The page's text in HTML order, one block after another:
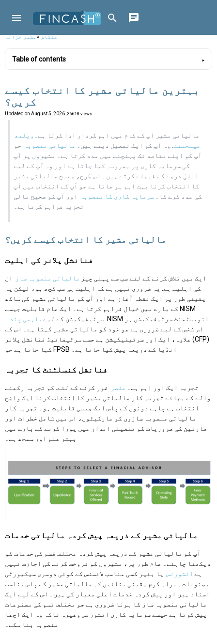
فنکاش»مشیر خزانہ
Table of contents
بہترین مالیاتی مشیر کا انتخاب کیسے
کریں؟
Updated on August 5, 2026 , 36618 views
مالیاتی مشیر آپ کے کام میں اہم کردار ادا کرتا ہے۔ ویلتھ
مینجمنٹ. وہ آپ کو ایک تفصیل دیتے ہیں۔ مالیاتی منصوبہ
جو
آپ کو اپنے مقاصد تک پہنچنے میں مدد کرتا ہے۔ مشیروں پر آپ
کی سرمایہ کاری پر بھروسہ کیا جاتا ہے اور وہ آپ کے لیے
اعلیٰ درجے کے فیصلے کرتے ہیں۔ اس طرح، صحیح مالیاتی مشیر
کا انتخاب کرنا بہت اہم ہو جاتا ہے جو آپ کے انتخاب میں آپ
کی مدد کرے گا۔ سرمایہ کاری کا منصوبہ
اور آپ کو صحیح مالی
تجزیہ فراہم کرتا ہے۔
مالیاتی مشیر کا انتخاب کیسے کریں؟
فنانشل پلانر کی اہلیت
ایک میں تلاش کرنے کے لئے سب سے پہلی چیز مالیاتی منصوبہ ساز
ان
کی اہلیت ہے. یہ ضروری نہیں ہے کہ اہلیت ہی سب کچھ ہو، لیکن یہ
یقینی طور پر ایک نقطہ آغاز ہے اور آپ کو مالیاتی مشیر کی ساکھ
کے بارے میں خیال فراہم کرتا ہے۔ ایک عام قابلیت جیسے NISM
سرٹیفیکیشن کے لیے باہمی چندہ
. NISM انویسٹمنٹ سرٹیفیکیشن ہر
اس شخص کے لیے ضروری ہے جو خود کو مالیاتی مشیر کہتا ہے۔ اس کے
علاوہ، ایک اور سرٹیفیکیشن ہے جسے سرٹیفائیڈ فنانشل پلانر (CFP)
کہا جاتا ہے جو FPSB انڈیا کے ذریعہ پیش کیا جاتا ہے۔
فنانشل کنسلٹنٹ کا تجربہ
تجربہ ایک اور اہم ہے۔ عنصر
غور کرنے کے لئے. کم تجربہ رکھنے
والے کے بجائے تجربہ کار مالیاتی مشیر کا انتخاب کرنا ایک واضح
انتخاب ہے چاہے دونوں کے پاس ایک جیسی قابلیت ہو۔ تجربہ کار
مالیاتی منصوبہ سازوں کو مارکیٹوں، اس میں شامل خطرات اور
صارفین کی ضروریات کو تفصیلی انداز میں پورا کرنے کے بارے میں
بہتر علم اور سمجھ ہے۔
مالیاتی مشیر کے ذریعہ پیش کردہ مالیاتی خدمات
آپ کو مالیاتی مشیر کے ذریعہ پیش کردہ مختلف قسم کی خدمات کو
دیکھنا چاہئے۔ عام طور پر، مشیروں کو فروخت کرنے کی اجازت نہیں
ہے انشورنس یا بغیر کسی مناسب لائسنس کے کوئی دوسری سیکیورٹی
مصنوعات۔ براہ کرم یقینی بنائیں کہ مالیاتی مشیر کے پاس مناسب
اسناد ہیں اور پیش کردہ خدمات اعلیٰ معیار کی ہیں۔ اس کے لیے ایک
مالیاتی منصوبہ ساز کا ہونا ضروری ہے جو مختلف قسم کی مصنوعات
پیش کرتا ہے جیسے سرمایہ کاری انشورنس وغیرہ تاکہ وہ ایک اچھا
منصوبہ بنا سکے۔